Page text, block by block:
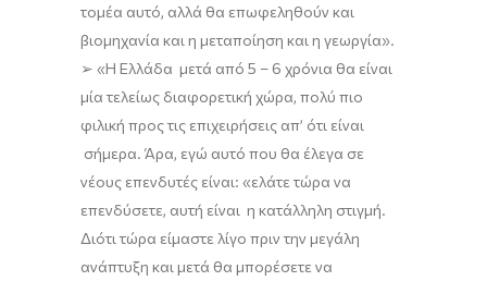
τομέα αυτό, αλλά θα επωφεληθούν και
βιομηχανία και η μεταποίηση και η γεωργία».
➢ «Η Ελλάδα μετά από 5 – 6 χρόνια θα είναι
μία τελείως διαφορετική χώρα, πολύ πιο
φιλική προς τις επιχειρήσεις απ’ ότι είναι
σήμερα. Άρα, εγώ αυτό που θα έλεγα σε
νέους επενδυτές είναι: «ελάτε τώρα να
επενδύσετε, αυτή είναι η κατάλληλη στιγμή.
Διότι τώρα είμαστε λίγο πριν την μεγάλη
ανάπτυξη και μετά θα μπορέσετε να